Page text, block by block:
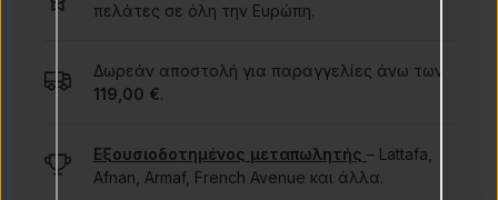
πελάτες σε όλη την Ευρώπη.
Δωρεάν αποστολή για παραγγελίες άνω των
119,00 €.
Εξουσιοδοτημένος μεταπωλητής – Lattafa,
Afnan, Armaf, French Avenue και άλλα.